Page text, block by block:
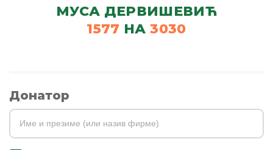
МУСА ДЕРВИШЕВИЋ
1577 НА 3030
Донатор